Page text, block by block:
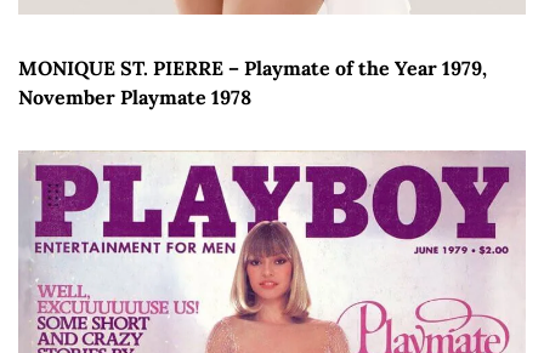
MONIQUE ST. PIERRE – Playmate of the Year 1979,
November Playmate 1978